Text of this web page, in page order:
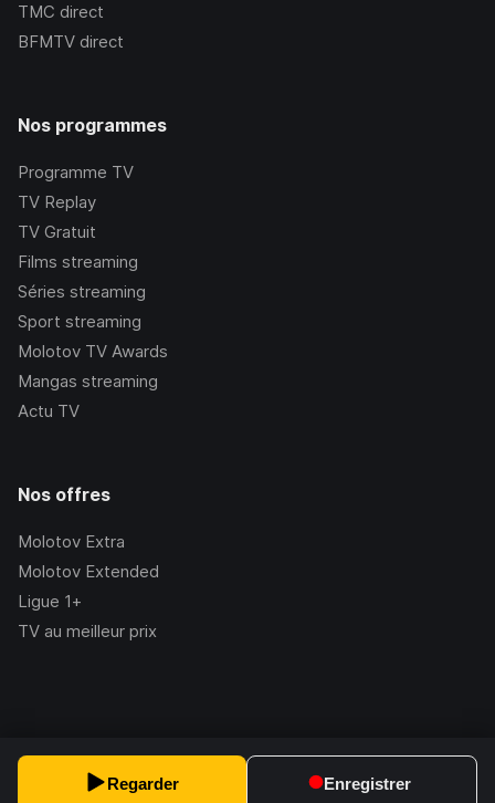
Regarder Enregistrer
TMC direct
BFMTV direct
Nos programmes
Programme TV
TV Replay
TV Gratuit
Films streaming
Séries streaming
Sport streaming
Molotov TV Awards
Mangas streaming
Actu TV
Nos offres
Molotov Extra
Molotov Extended
Ligue 1+
TV au meilleur prix
2.228.1